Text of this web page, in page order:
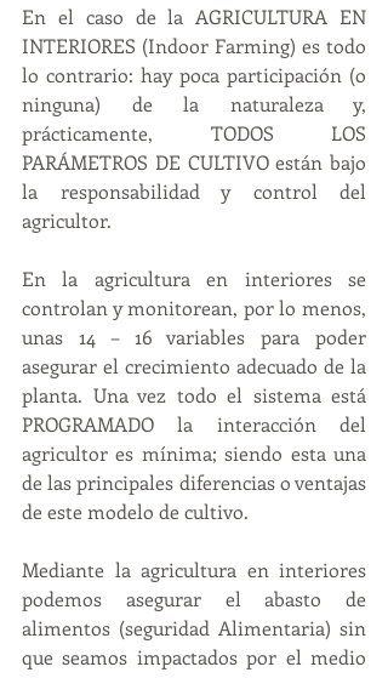
En el caso de la AGRICULTURA EN
INTERIORES (Indoor Farming) es todo
lo contrario: hay poca participación (o
ninguna) de la naturaleza y,
prácticamente, TODOS LOS
PARÁMETROS DE CULTIVO están bajo
la responsabilidad y control del
agricultor.
En la agricultura en interiores se
controlan y monitorean, por lo menos,
unas 14 – 16 variables para poder
asegurar el crecimiento adecuado de la
planta. Una vez todo el sistema está
PROGRAMADO la interacción del
agricultor es mínima; siendo esta una
de las principales diferencias o ventajas
de este modelo de cultivo.
Mediante la agricultura en interiores
podemos asegurar el abasto de
alimentos (seguridad Alimentaria) sin
que seamos impactados por el medio